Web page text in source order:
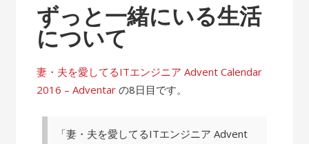
ずっと一緒にいる生活
について
妻・夫を愛してるITエンジニア Advent Calendar
2016 – Adventar の8日目です。
「妻・夫を愛してるITエンジニア Advent